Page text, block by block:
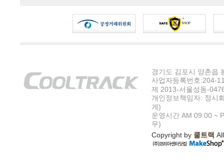
경기도 김포시 양촌읍
사업자등록번호:204-
제 2013-서울성동-
개인정보책임자: 정시
게)
운영시간 AM 09:00 ~
무)
Copyright by 쿨트랙